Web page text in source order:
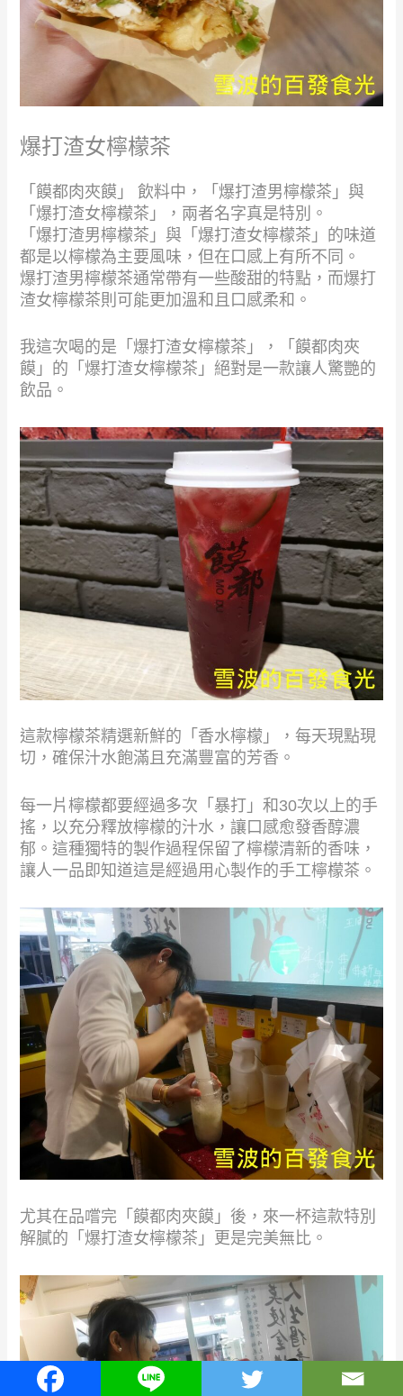
爆打渣女檸檬茶
「饃都肉夾饃」 飲料中，「爆打渣男檸檬茶」與
「爆打渣女檸檬茶」，兩者名字真是特別。
「爆打渣男檸檬茶」與「爆打渣女檸檬茶」的味道
都是以檸檬為主要風味，但在口感上有所不同。
爆打渣男檸檬茶通常帶有一些酸甜的特點，而爆打
渣女檸檬茶則可能更加溫和且口感柔和。
我這次喝的是「爆打渣女檸檬茶」，「饃都肉夾
饃」的「爆打渣女檸檬茶」絕對是一款讓人驚艷的
飲品。
這款檸檬茶精選新鮮的「香水檸檬」，每天現點現
切，確保汁水飽滿且充滿豐富的芳香。
每一片檸檬都要經過多次「暴打」和30次以上的手
搖，以充分釋放檸檬的汁水，讓口感愈發香醇濃
郁。這種獨特的製作過程保留了檸檬清新的香味，
讓人一品即知道這是經過用心製作的手工檸檬茶。
尤其在品嚐完「饃都肉夾饃」後，來一杯這款特別
解膩的「爆打渣女檸檬茶」更是完美無比。